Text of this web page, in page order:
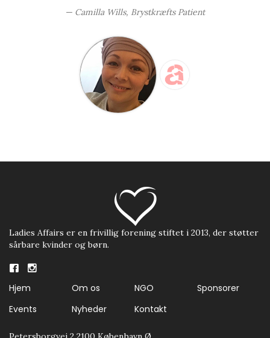
Camilla Wills, Brystkræfts Patient
Ladies Affairs er en frivillig forening stiftet i 2013, der støtter
sårbare kvinder og børn.
Hjem Om os NGO
Sponsorer
Events
Nyheder Kontakt